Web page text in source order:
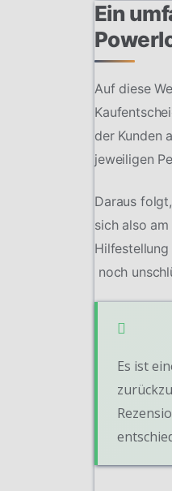
Ein
Auf diese
der Kunden
jeweiligen
Daraus
sich also
noch
Es ist